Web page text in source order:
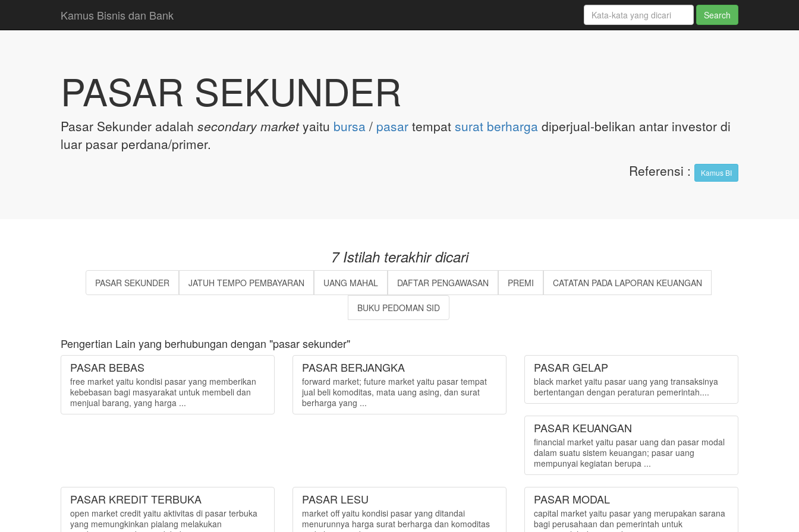
Kamus Bisnis dan Bank
PASAR SEKUNDER
Pasar Sekunder adalah secondary marketyaitu bursa / pasar tempat surat berharga diperjual-belikan antar investor di
luar pasar perdana/primer.
Referensi : Kamus BI
7 Istilah terakhir dicari
PASAR SEKUNDER JATUH TEMPO PEMBAYARAN UANG MAHAL DAFTAR PENGAWASAN PREMI CATATAN PADA LAPORAN KEUANGAN
BUKU PEDOMAN SID
Pengertian Lain yang berhubungan dengan "pasar sekunder"
PASAR BEBAS
free market yaitu kondisi pasar yang memberikan
kebebasan bagi masyarakat untuk membeli dan
menjual barang, yang harga ...
PASAR BERJANGKA
forward market; future market yaitu pasar tempat
jual beli komoditas, mata uang asing, dan surat
berharga yang ...
PASAR GELAP
black market yaitu pasar uang yang transaksinya
bertentangan dengan peraturan pemerintah....
PASAR KEUANGAN
financial market yaitu pasar uang dan pasar modal
dalam suatu sistem keuangan; pasar uang
mempunyai kegiatan berupa ...
PASAR KREDIT TERBUKA
open market credit yaitu aktivitas di pasar terbuka
yang memungkinkan pialang melakukan
PASAR LESU
market off yaitu kondisi pasar yang ditandai
menurunnya harga surat berharga dan komoditas
PASAR MODAL
capital market yaitu pasar yang merupakan sarana
bagi perusahaan dan pemerintah untuk